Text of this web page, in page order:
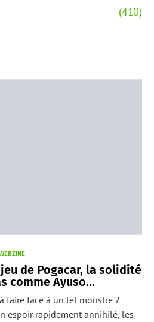
(410)
de Pogacar, la solidité
comme Ayuso…
faire face à un tel monstre ?
espoir rapidement annihilé, les